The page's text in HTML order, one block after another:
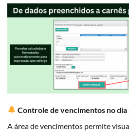
Controle de vencimentos no dia
A área de vencimentos permite